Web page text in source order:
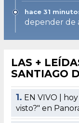
hace 31
depender de
LAS +
SANTIAGO
1. EN VIVO |
visto?" en